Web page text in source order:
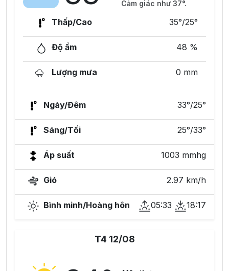
Cảm giác như 37°.
Thấp/Cao 35°/25°
Độ ẩm 48 %
Lượng mưa 0 mm
Ngày/Đêm 33°/25°
Sáng/Tối 25°/33°
Áp suất 1003 mmhg
Gió 2.97 km/h
Bình minh/Hoàng hôn 05:33 18:17
T4 12/08